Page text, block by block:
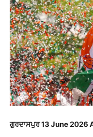
ਗੁਰਦਾਸਪੁਰ 13 June 2026